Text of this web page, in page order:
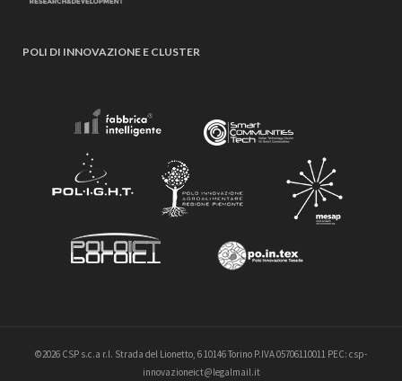
POLI DI INNOVAZIONE E CLUSTER
©2026 CSP s.c.a r.l. Strada del Lionetto, 6 10146 Torino P.IVA 05706110011 PEC: csp-
innovazioneict@legalmail.it